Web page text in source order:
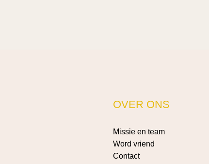
OVER ONS
Missie en team
Word vriend
Contact